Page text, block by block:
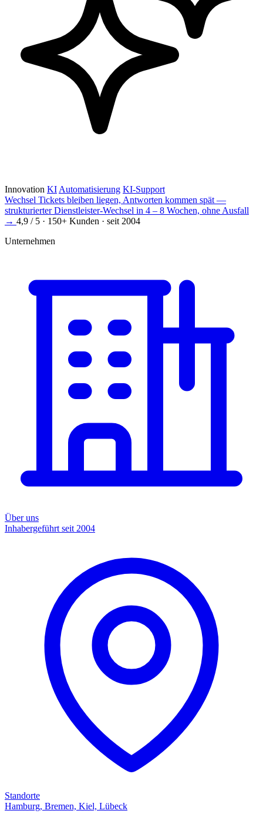
Innovation KI Automatisierung KI-Support
Wechsel Tickets bleiben liegen, Antworten kommen spät —
strukturierter Dienstleister-Wechsel in 4 – 8 Wochen, ohne Ausfall
→ 4,9 / 5 · 150+ Kunden · seit 2004
Unternehmen
Über uns
Inhabergeführt seit 2004
Standorte
Hamburg, Bremen, Kiel, Lübeck